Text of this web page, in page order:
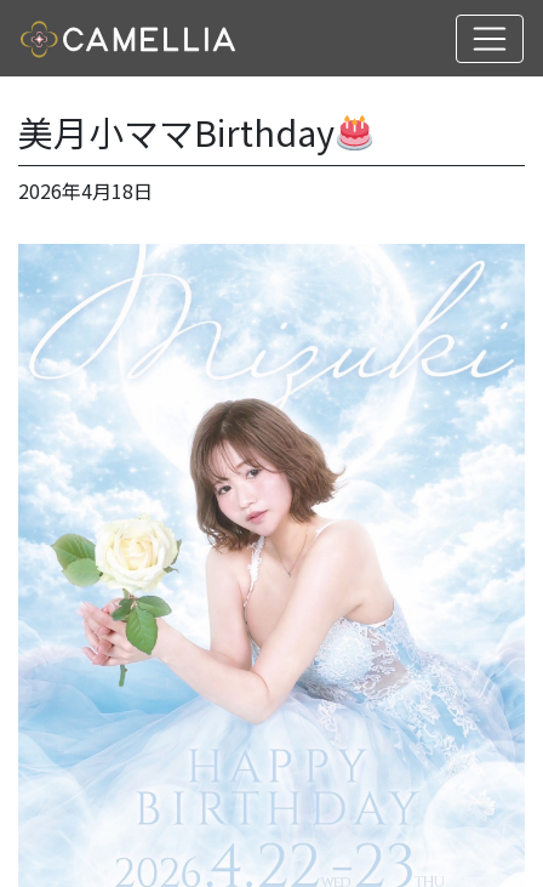
美月小ママBirthday
2026年4月18日